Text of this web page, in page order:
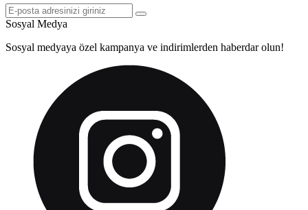
Sosyal Medya
Sosyal medyaya özel kampanya ve indirimlerden haberdar olun!